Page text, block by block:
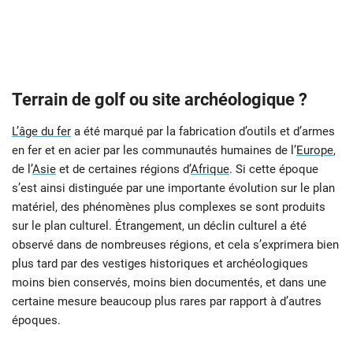
Terrain de golf ou site archéologique ?
L’âge du fer a été marqué par la fabrication d’outils et d’armes
en fer et en acier par les communautés humaines de l’Europe,
de l’Asie et de certaines régions d’Afrique. Si cette époque
s’est ainsi distinguée par une importante évolution sur le plan
matériel, des phénomènes plus complexes se sont produits
sur le plan culturel. Étrangement, un déclin culturel a été
observé dans de nombreuses régions, et cela s’exprimera bien
plus tard par des vestiges historiques et archéologiques
moins bien conservés, moins bien documentés, et dans une
certaine mesure beaucoup plus rares par rapport à d’autres
époques.